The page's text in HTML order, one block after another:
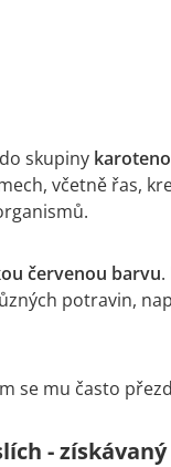
skupiny
včetně řas,
červenou barvu
potravin,
se mu často
-